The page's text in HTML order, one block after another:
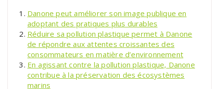
Danone peut améliorer son image publique en
adoptant des pratiques plus durables
Réduire sa pollution plastique permet à Danone
de répondre aux attentes croissantes des
consommateurs en matière d’environnement
En agissant contre la pollution plastique, Danone
contribue à la préservation des écosystèmes
marins